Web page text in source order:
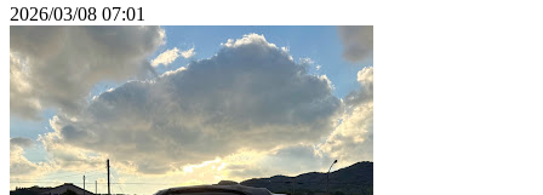
2026/03/08 07:01